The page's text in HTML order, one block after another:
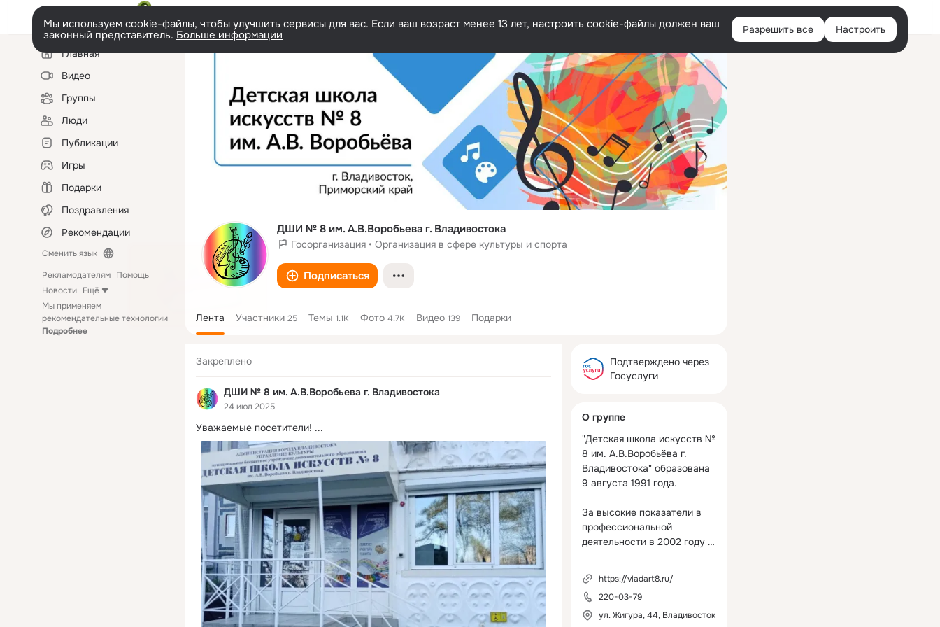
Войти
Мы используем cookie-файлы, чтобы улучшить сервисы для вас. Если ваш возраст менее 13 лет, настроить cookie-файлы должен ваш
законный представитель. Больше информации Разрешить все Настроить
Левая
колонкаГлавная
Видео
Группы
Люди
Публикации
Игры
Подарки
Поздравления
Рекомендации
Сменить язык
Рекламодателям Помощь
Новости Ещё
Мы применяем
рекомендательные технологии
Подробнее
ДШИ № 8 им. А.В.Воробьева г. Владивостока
Госорганизация • Организация в сфере культуры и спорта
Подписаться
Лента Участники 25 Темы 1.1K Фото 4.7K Видео 139 Подарки
Закреплено
ДШИ № 8 им. А.В.Воробьева г. Владивостока
24 июл 2025
Уважаемые посетители! ...
колонка
Подтверждено через
Госуслуги
О группе
"Детская школа искусств №
8 им. А.В.Воробьёва г.
Владивостока" образована
9 августа 1991 года.
За высокие показатели в
профессиональной
деятельности в 2002 году
бывшего начальника
Городского управления
культуры Анатолия
Викторовича Воробьёва.
https://vladart8.ru/
220-03-79
ул. Жигура, 44, Владивосток